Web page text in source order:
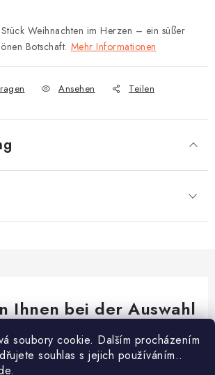
soubory cookie. Dalším procházením
souhlas s jejich používáním..
.
Weihnachten im Herzen – ein süßer
Botschaft. Mehr Informationen
Ansehen Teilen
Ihnen bei der Auswahl
Rat bei etwas? Wir sind für dich da!
export@ fikar.cz